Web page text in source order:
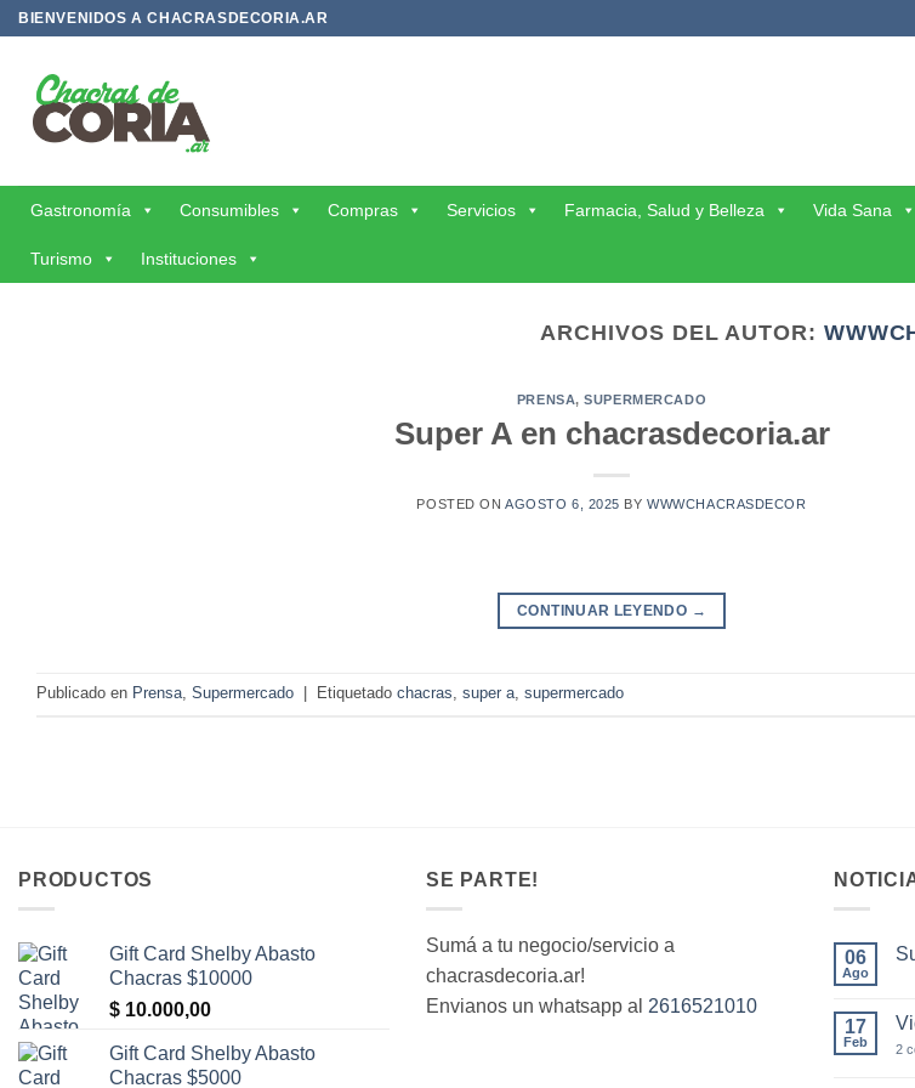
Saltar
contenido
BIENVENIDOS A CHACRASDECORIA.AR
Gastronomía Consumibles Compras Servicios Farmacia, Salud y Belleza Vida Sana
Turismo Instituciones
ARCHIVOS DEL AUTOR:
PRENSA,SUPERMERCADO
Super A en chacrasdecoria.ar
POSTED ONAGOSTO 6, 2025 BYWWWCHACRASDECOR
CONTINUAR LEYENDO →
Publicado en Prensa, Supermercado Etiquetado chacras, super a, supermercado
PRODUCTOS
Gift Card Shelby Abasto
Chacras $10000
$ 10.000,00
Gift Card Shelby Abasto
Chacras $5000
SE PARTE!
Sumá a tu negocio/servicio a
chacrasdecoria.ar!
Envianos un whatsapp al 2616521010
06
Ago
en
A
17
Feb 2